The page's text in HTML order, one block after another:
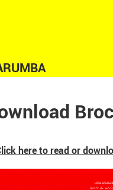
here to read or